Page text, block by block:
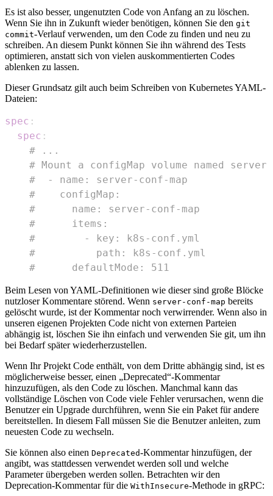
Es ist also besser, ungenutzten Code von Anfang an zu löschen.
Wenn Sie ihn in Zukunft wieder benötigen, können Sie den git
commit-Verlauf verwenden, um den Code zu finden und neu zu
schreiben. An diesem Punkt können Sie ihn während des Tests
optimieren, anstatt sich von vielen auskommentierten Codes
ablenken zu lassen.
Dieser Grundsatz gilt auch beim Schreiben von Kubernetes YAML-
Dateien:
spec :
spec :
# ...
# Mount a configMap volume named
#  - name: server-conf-map
#    configMap:
#      name: server-conf-map
#      items:
#        - key: k8s-conf.yml
#          path: k8s-conf.yml
#      defaultMode: 511
Beim Lesen von YAML-Definitionen wie dieser sind große Blöcke
nutzloser Kommentare störend. Wenn server-conf-map bereits
gelöscht wurde, ist der Kommentar noch verwirrender. Wenn also in
unseren eigenen Projekten Code nicht von externen Parteien
abhängig ist, löschen Sie ihn einfach und verwenden Sie git, um ihn
bei Bedarf später wiederherzustellen.
Wenn Ihr Projekt Code enthält, von dem Dritte abhängig sind, ist es
möglicherweise besser, einen „Deprecated“-Kommentar
hinzuzufügen, als den Code zu löschen. Manchmal kann das
vollständige Löschen von Code viele Fehler verursachen, wenn die
Benutzer ein Upgrade durchführen, wenn Sie ein Paket für andere
bereitstellen. In diesem Fall müssen Sie die Benutzer anleiten, zum
neuesten Code zu wechseln.
Sie können also einen Deprecated-Kommentar hinzufügen, der
angibt, was stattdessen verwendet werden soll und welche
Parameter übergeben werden sollen. Betrachten wir den
Deprecation-Kommentar für die WithInsecure-Methode in gRPC: